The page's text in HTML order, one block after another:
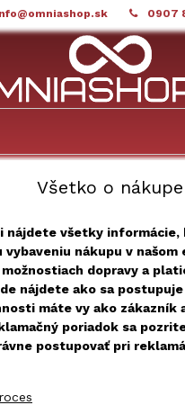
0907
Všetko o nákupe
nájdete všetky
vybaveniu nákupu v
dopravy a
nájdete ako sa
máte vy ako zákazník
poriadok sa
postupovať pri